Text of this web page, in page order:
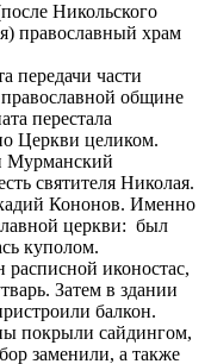
Никольского
православный храм
передачи части
общине
перестала
Церкви целиком.
Мурманский
святителя Николая.
Кононов. Именно
церкви: был
куполом.
иконостас,
Затем в здании
балкон.
покрыли сайдингом,
заменили, а также